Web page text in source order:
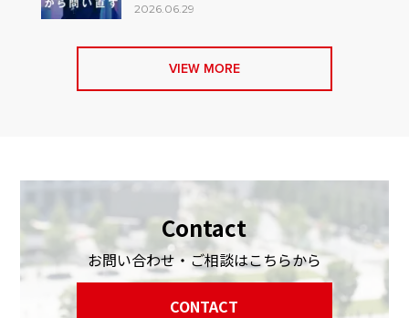
2026.06.29
VIEW MORE
Contact
お問い合わせ・ご相談はこちらから
CONTACT